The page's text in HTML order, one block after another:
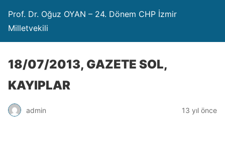
Prof. Dr. Oğuz OYAN – 24. Dönem CHP İzmir
Milletvekili
18/07/2013, GAZETE SOL,
KAYIPLAR
admin 13 yıl önce